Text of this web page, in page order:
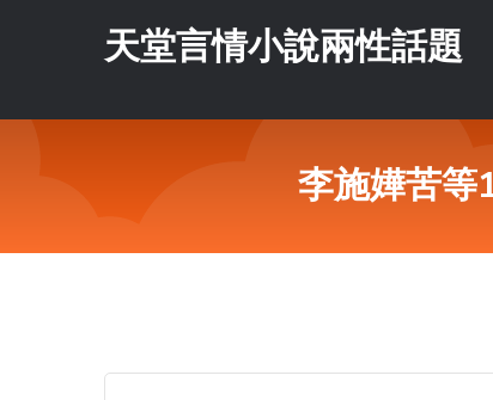
天堂言情小說兩性話題
李施嬅苦等